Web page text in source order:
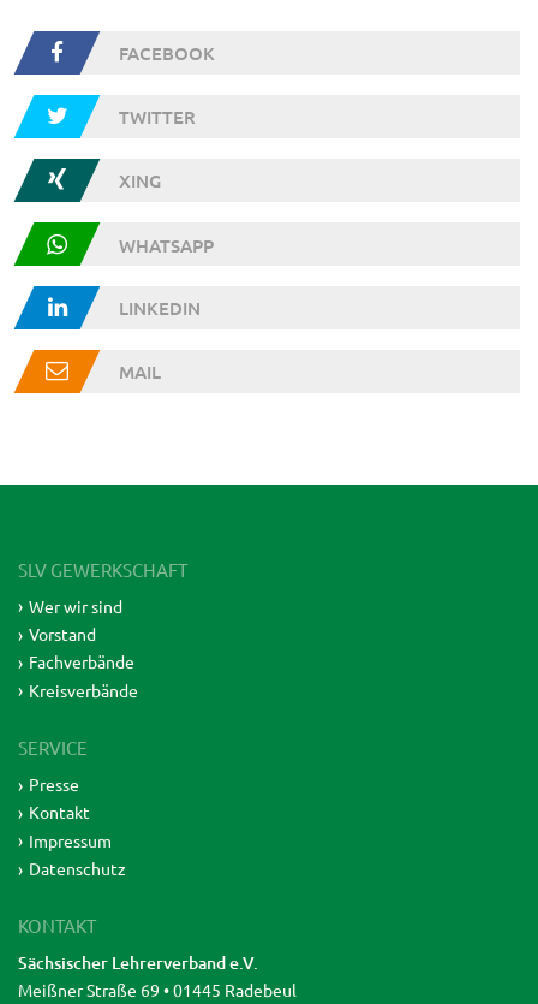
FACEBOOK
TWITTER
XING
WHATSAPP
LINKEDIN
MAIL
SLV GEWERKSCHAFT
Wer wir sind
Vorstand
Fachverbände
Kreisverbände
SERVICE
Presse
Kontakt
Impressum
Datenschutz
KONTAKT
Sächsischer Lehrerverband e.V.
Meißner Straße 69 • 01445 Radebeul